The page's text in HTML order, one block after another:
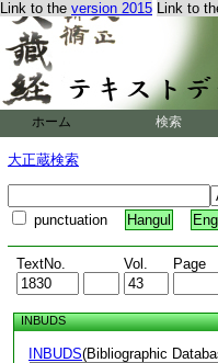
Link to the version 2015 Link to
ホーム 検索
大正蔵検索
punctuation Hangul Eng
TextNo. Vol. Page
INBUDS
INBUDS(Bibliographic